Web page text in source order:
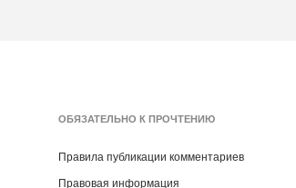
ОБЯЗАТЕЛЬНО К ПРОЧТЕНИЮ
Правила публикации комментариев
Правовая информация